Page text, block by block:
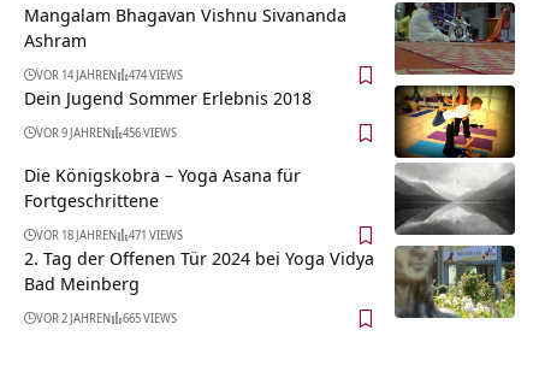
Mangalam Bhagavan Vishnu Sivananda
Ashram
VOR 14 JAHREN 474 VIEWS
Dein Jugend Sommer Erlebnis 2018
VOR 9 JAHREN 456 VIEWS
Die Königskobra – Yoga Asana für
Fortgeschrittene
VOR 18 JAHREN 471 VIEWS
2. Tag der Offenen Tür 2024 bei Yoga Vidya
Bad Meinberg
VOR 2 JAHREN 665 VIEWS